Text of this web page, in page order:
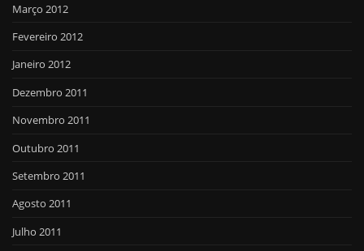
Março 2012
Fevereiro 2012
Janeiro 2012
Dezembro 2011
Novembro 2011
Outubro 2011
Setembro 2011
Agosto 2011
Julho 2011